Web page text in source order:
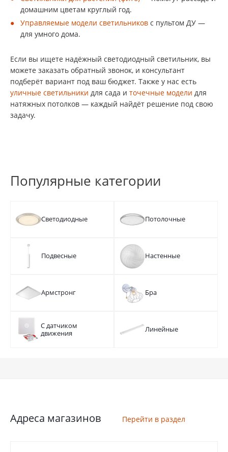
домашним цветам круглый год.
Управляемые модели светильников с пультом ДУ —
для умного дома.
Если вы ищете надёжный светодиодный светильник, вы
можете заказать обратный звонок, и консультант
подберёт вариант под ваш бюджет. Также у нас есть
уличные светильники для сада и точечные модели для
натяжных потолков — каждый найдёт решение под свою
задачу.
Популярные категории
Светодиодные Потолочные
Подвесные Настенные
Армстронг Бра
С датчиком
движения
Линейные
Адреса магазинов Перейти в раздел